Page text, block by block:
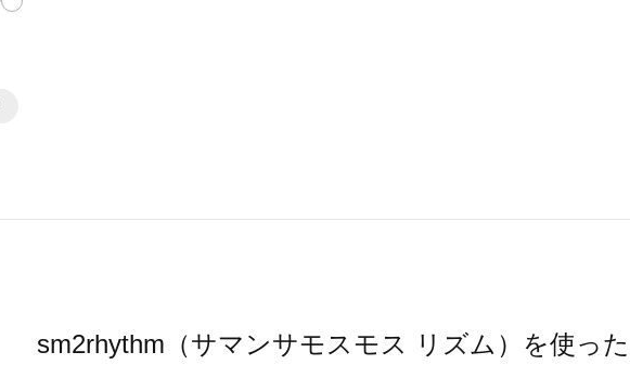
sm2rhythm（サマンサモスモス リズム）を使っ